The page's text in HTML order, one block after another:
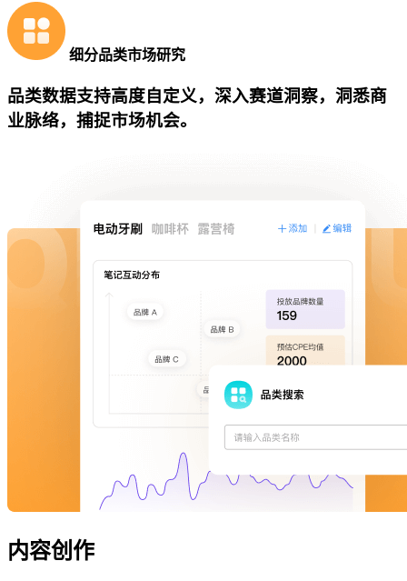
细分品类市场研究
品类数据支持高度自定义，深入赛道洞察，洞悉商
业脉络，捕捉市场机会。
内容创作